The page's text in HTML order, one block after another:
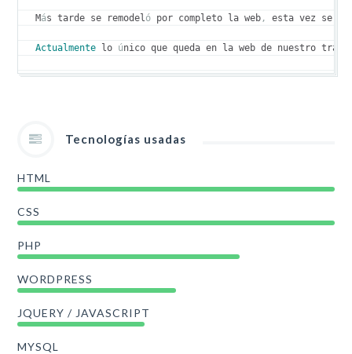
Más tarde se remodeló por completo la web , esta vez se
Actualmente lo único que queda en la web de nuestro
Tecnologías usadas
HTML
CSS
PHP
WORDPRESS
JQUERY / JAVASCRIPT
MYSQL